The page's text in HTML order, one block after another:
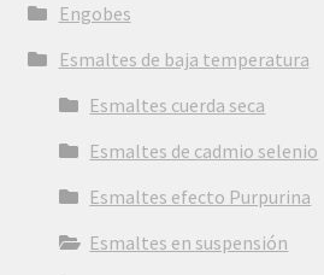
Engobes
Esmaltes de baja temperatura
Esmaltes cuerda seca
Esmaltes de cadmio selenio
Esmaltes efecto Purpurina
Esmaltes en suspensión